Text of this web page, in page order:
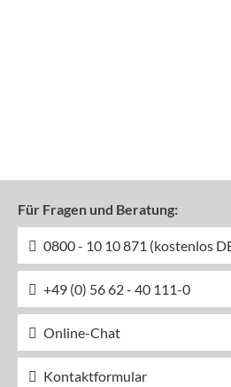
Für Fragen und Beratung:
0800 - 10 10 871 (kostenlos
+49 (0) 56 62 - 40 111-0
Online-Chat
Kontaktformular